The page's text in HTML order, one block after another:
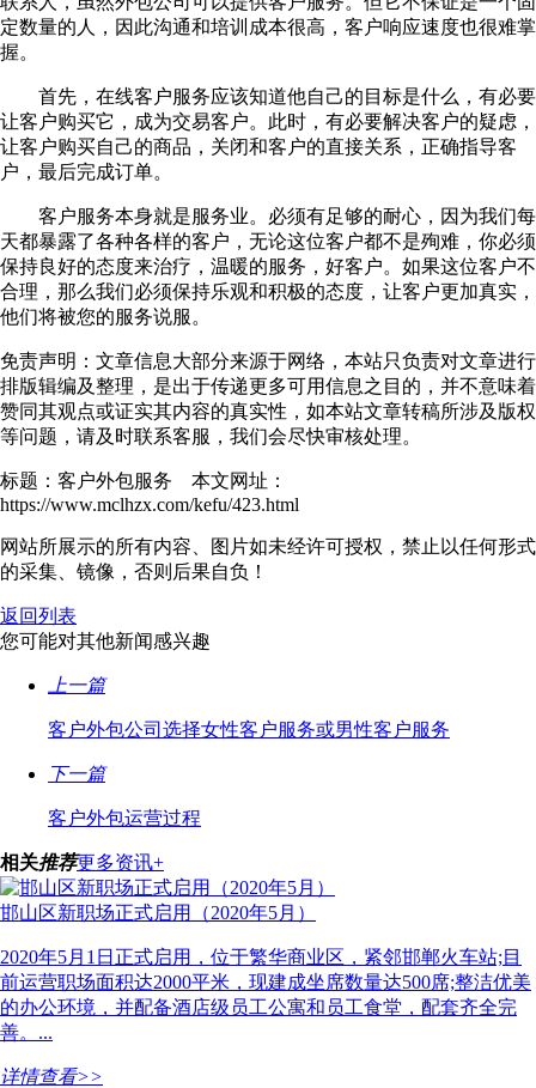
定数量的人，因此沟通和培训成本很高，客户响应速度也很难掌
握。
首先，在线客户服务应该知道他自己的目标是什么，有必要
让客户购买它，成为交易客户。此时，有必要解决客户的疑虑，
让客户购买自己的商品，关闭和客户的直接关系，正确指导客
户，最后完成订单。
客户服务本身就是服务业。必须有足够的耐心，因为我们每
天都暴露了各种各样的客户，无论这位客户都不是殉难，你必须
保持良好的态度来治疗，温暖的服务，好客户。如果这位客户不
合理，那么我们必须保持乐观和积极的态度，让客户更加真实，
他们将被您的服务说服。
免责声明：文章信息大部分来源于网络，本站只负责对文章进行
排版辑编及整理，是出于传递更多可用信息之目的，并不意味着
赞同其观点或证实其内容的真实性，如本站文章转稿所涉及版权
等问题，请及时联系客服，我们会尽快审核处理。
标题：客户外包服务 本文网址：
https://www.mclhzx.com/kefu/423.html
网站所展示的所有内容、图片如未经许可授权，禁止以任何形式
的采集、镜像，否则后果自负！
返回列表
您可能对其他新闻感兴趣
上一篇
客户外包公司选择女性客户服务或男性客户服务
下一篇
客户外包运营过程
相关推荐更多资讯+
邯山区新职场正式启用（2020年5月）
2020年5月1日正式启用，位于繁华商业区，紧邻邯郸火车站;目
前运营职场面积达2000平米，现建成坐席数量达500席;整洁优美
的办公环境，并配备酒店级员工公寓和员工食堂，配套齐全完
善。...
详情查看>>